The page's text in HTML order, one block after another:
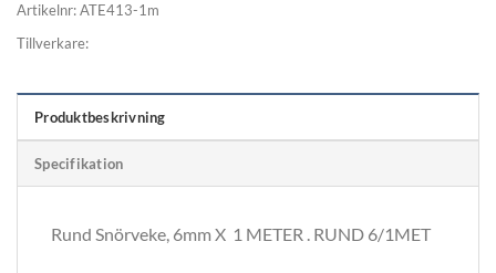
Artikelnr:ATE413-1m
Tillverkare:
Produktbeskrivning
Specifikation
Rund Snörveke, 6mm X 1 METER . RUND 6/1MET